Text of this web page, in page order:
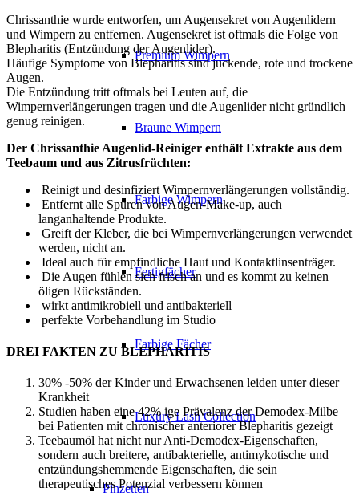
Premium Wimpern
Braune Wimpern
Farbige Wimpern
Fertigfächer
Farbige Fächer
Luxury Lash Collection
Pinzetten
Chrissanthie wurde entworfen, um Augensekret von Augenlidern
und Wimpern zu entfernen. Augensekret ist oftmals die Folge von
Blepharitis (Entzündung der Augenlider).
Häufige Symptome von Blepharitis sind juckende, rote und trockene
Augen.
Die Entzündung tritt oftmals bei Leuten auf, die
Wimpernverlängerungen tragen und die Augenlider nicht gründlich
genug reinigen.
Der Chrissanthie Augenlid-Reiniger enthält Extrakte aus dem
Teebaum und aus Zitrusfrüchten:
Reinigt und desinfiziert Wimpernverlängerungen vollständig.
Entfernt alle Spuren von Augen-Make-up, auch
langanhaltende Produkte.
Greift der Kleber, die bei Wimpernverlängerungen verwendet
werden, nicht an.
Ideal auch für empfindliche Haut und Kontaktlinsenträger.
Die Augen fühlen sich frisch an und es kommt zu keinen
öligen Rückständen.
wirkt antimikrobiell und antibakteriell
perfekte Vorbehandlung im Studio
DREI FAKTEN ZU BLEPHARITIS
30% -50% der Kinder und Erwachsenen leiden unter dieser
Krankheit
Studien haben eine 42% ige Prävalenz der Demodex-Milbe
bei Patienten mit chronischer anteriorer Blepharitis gezeigt
Teebaumöl hat nicht nur Anti-Demodex-Eigenschaften,
sondern auch breitere, antibakterielle, antimykotische und
entzündungshemmende Eigenschaften, die sein
therapeutisches Potenzial verbessern können